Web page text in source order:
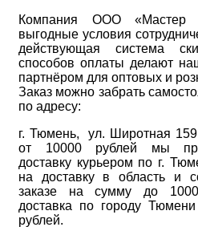
Компания ООО «Мастер
выгодные условия
действующая система
способов оплаты делают
партнёром для оптовых и
Заказ можно забрать
по адресу:
г. Тюмень, ул. Широтная
от 10000 рублей мы
доставку курьером по г.
на доставку в область и
заказе на сумму до
доставка по городу
рублей.